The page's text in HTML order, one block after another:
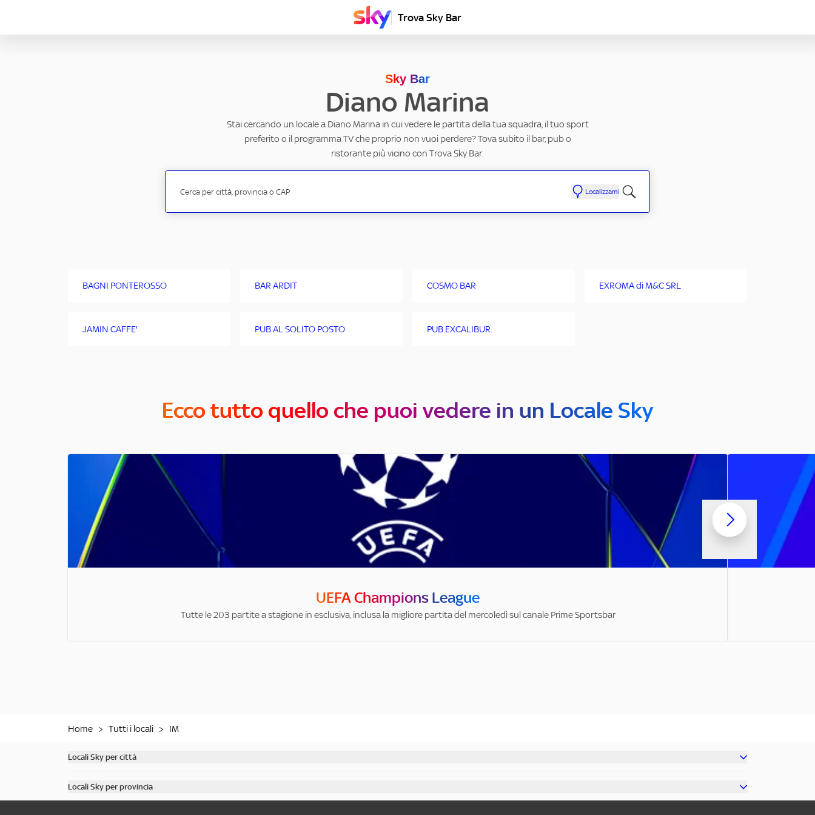
Trova Sky Bar
Sky Bar
Diano Marina
Stai cercando un locale a Diano Marina in cui vedere le partita della tua squadra, il tuo sport
preferito o il programma TV che proprio non vuoi perdere? Tova subito il bar, pub o
ristorante più vicino con Trova Sky Bar.
Localizzami
BAGNI PONTEROSSO BAR ARDIT COSMO BAR EXROMA di M&C SRL
JAMIN CAFFE' PUB AL SOLITO POSTO PUB EXCALIBUR
Ecco tutto quello che puoi vedere in un Locale Sky
UEFA Champions League
Tutte le 203 partite a stagione in esclusiva, inclusa la migliore partita del mercoledì sul canale Prime Sportsbar
Home > Tutti i locali > IM
Locali Sky per città
Scopri tutti i bar di Roma
Locali Sky per provincia
Scopri tutti i bar in provincia di Milano